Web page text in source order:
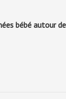
bébé autour